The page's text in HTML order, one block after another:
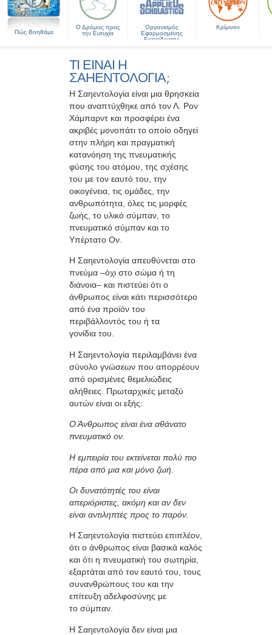
Πώς Βοηθάμε
Ο Δρόμος προς
την Ευτυχία
Οργανισμός
Εφαρμοσμένης
Εκπαίδευσης
Κρίμινον
ΤΙ ΕΙΝΑΙ Η
ΣΑΗΕΝΤΟΛΟΓΙΑ;
H Σαηεντολογία είναι μια θρησκεία
που αναπτύχθηκε από τον Λ. Ρον
Χάμπαρντ και προσφέρει ένα
ακριβές μονοπάτι το οποίο οδηγεί
στην πλήρη και πραγματική
κατανόηση της πνευματικής
φύσης του ατόμου, της σχέσης
του με τον εαυτό του, την
οικογένεια, τις ομάδες, την
ανθρωπότητα, όλες τις μορφές
ζωής, το υλικό σύμπαν, το
πνευματικό σύμπαν και το
Υπέρτατο Ον.
H Σαηεντολογία απευθύνεται στο
πνεύμα –όχι στο σώμα ή τη
διάνοια– και πιστεύει ότι ο
άνθρωπος είναι κάτι περισσότερο
από ένα προϊόν του
περιβάλλοντός του ή τα
γονίδια του.
Η Σαηεντολογία περιλαμβάνει ένα
σύνολο γνώσεων που απορρέουν
από ορισμένες θεμελιώδεις
αλήθειες. Πρωταρχικές μεταξύ
αυτών είναι οι εξής:
Ο Άνθρωπος είναι ένα αθάνατο
πνευματικό ον.
Η εμπειρία του εκτείνεται πολύ πιο
πέρα από μια και μόνο ζωή.
Οι δυνατότητές του είναι
απεριόριστες, ακόμη και αν δεν
είναι αντιληπτές προς το παρόν.
Η Σαηεντολογία πιστεύει επιπλέον,
ότι ο άνθρωπος είναι βασικά καλός
και ότι η πνευματική του σωτηρία,
εξαρτάται από τον εαυτό του, τους
συνανθρώπους του και την
επίτευξη αδελφοσύνης με
το σύμπαν.
Η Σαηεντολογία δεν είναι μια